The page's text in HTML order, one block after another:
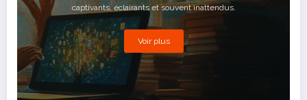
captivants, éclairants et souvent inattendus.
Voir plus